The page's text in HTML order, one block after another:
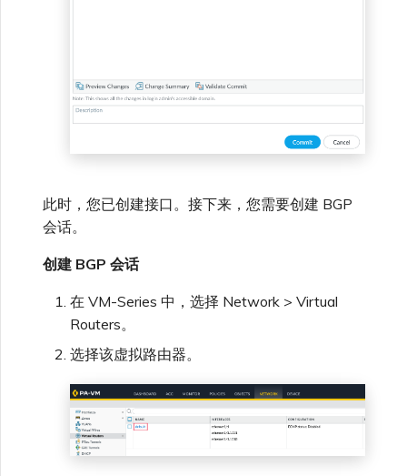
此时，您已创建接口。接下来，您需要创建 BGP
会话。
创建 BGP 会话
在 VM-Series 中，选择 Network > Virtual
Routers。
选择该虚拟路由器。